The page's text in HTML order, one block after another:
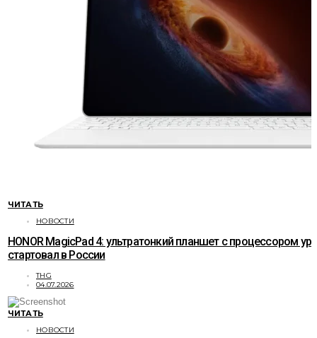
ЧИТАТЬ
НОВОСТИ
HONOR MagicPad 4: ультратонкий планшет с процессором
стартовал в России
THG
04.07.2026
ЧИТАТЬ
НОВОСТИ